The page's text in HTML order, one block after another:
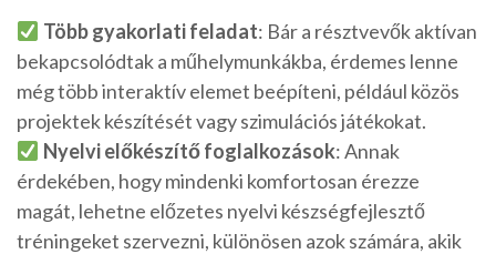
Több gyakorlati feladat: Bár a résztvevők aktívan
bekapcsolódtak a műhelymunkákba, érdemes lenne
még több interaktív elemet beépíteni, például közös
projektek készítését vagy szimulációs játékokat.
Nyelvi előkészítő foglalkozások: Annak
érdekében, hogy mindenki komfortosan érezze
magát, lehetne előzetes nyelvi készségfejlesztő
tréningeket szervezni, különösen azok számára, akik